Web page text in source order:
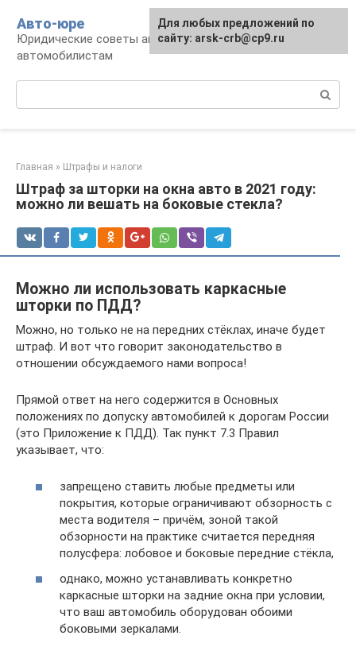
контенту
Авто-юре
Юридические советы автовладельцам и
автомобилистам
Главная » Штрафы и налоги
Штраф за шторки на окна авто в 2021 году:
можно ли вешать на боковые стекла?
Можно ли использовать каркасные
шторки по ПДД?
Можно, но только не на передних стёклах, иначе будет
штраф. И вот что говорит законодательство в
отношении обсуждаемого нами вопроса!
Прямой ответ на него содержится в Основных
положениях по допуску автомобилей к дорогам России
(это Приложение к ПДД). Так пункт 7.3 Правил
указывает, что:
запрещено ставить любые предметы или
покрытия, которые ограничивают обзорность с
места водителя – причём, зоной такой
обзорности на практике считается передняя
полусфера: лобовое и боковые передние стёкла,
однако, можно устанавливать конкретно
каркасные шторки на задние окна при условии,
что ваш автомобиль оборудован обоими
боковыми зеркалами.
Для любых предложений по
сайту: arsk-crb@cp9.ru